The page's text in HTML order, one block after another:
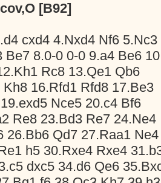
[B92]
cxd4 4.Nxd4 Nf6 5.Nc3
Be7 8.0-0 0-0 9.a4 Be6
Rc8 13.Qe1 Qb6
16.Rfd1 Rfd8 17.Be3
Nce5 20.c4 Bf6
Re8 23.Bd3 Re7 24.Ne4
26.Bb6 Qd7 27.Raa1 Ne4
h5 30.Rxe4 Rxe4
dxc5 34.d6 Qe6